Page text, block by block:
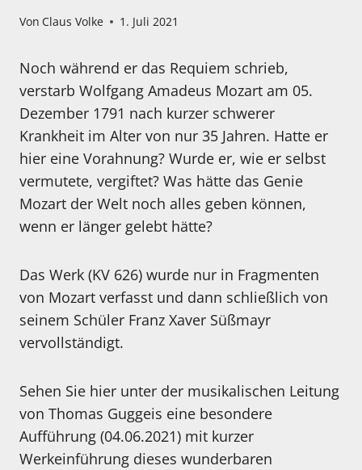
Von Claus Volke 1. Juli 2021
Noch während er das Requiem schrieb,
verstarb Wolfgang Amadeus Mozart am 05.
Dezember 1791 nach kurzer schwerer
Krankheit im Alter von nur 35 Jahren. Hatte er
hier eine Vorahnung? Wurde er, wie er selbst
vermutete, vergiftet? Was hätte das Genie
Mozart der Welt noch alles geben können,
wenn er länger gelebt hätte?
Das Werk (KV 626) wurde nur in Fragmenten
von Mozart verfasst und dann schließlich von
seinem Schüler Franz Xaver Süßmayr
vervollständigt.
Sehen Sie hier unter der musikalischen Leitung
von Thomas Guggeis eine besondere
Aufführung (04.06.2021) mit kurzer
Werkeinführung dieses wunderbaren